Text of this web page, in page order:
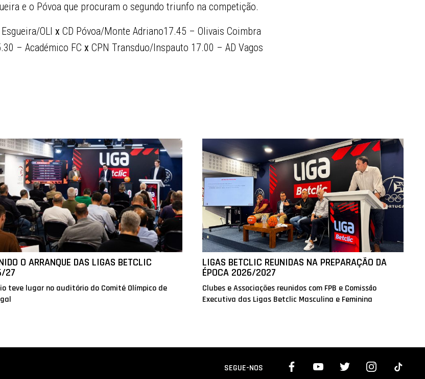
e o Póvoa que procuram o segundo triunfo na competição.
OLI x CD Póvoa/Monte Adriano17.45 – Olivais Coimbra
– Académico FC x CPN Transduo/Inspauto 17.00 – AD Vagos
O ARRANQUE DAS LIGAS BETCLIC
27
teve lugar no auditório do Comité Olímpico de
LIGAS BETCLIC REUNIDAS NA PREPARAÇÃO DA
ÉPOCA 2026/2027
Clubes e Associações reunidos com FPB e Comissão
Executiva das Ligas Betclic Masculina e Feminina
SEGUE-NOS